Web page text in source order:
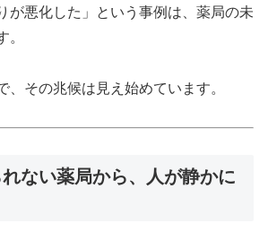
が悪化した」という事例は、薬局の未
。
、その兆候は見え始めています。
ない薬局から、人が静かに